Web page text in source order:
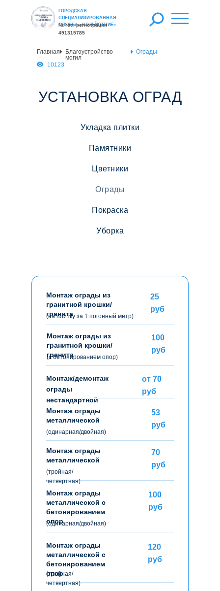
ГОРОДСКАЯ
СПЕЦИАЛИЗИРОВАННАЯ
СЛУЖБА «СОДЕЙСТВИЕ»
№ гос. регистрации
491315785
Главная Ограды
10123
Благоустройство
могил
УСТАНОВКА ОГРАД
Укладка плитки
Памятники
Цветники
Ограды
Покраска
Уборка
Монтаж ограды из
гранитной крошки/
гранита
100
руб
(с бетонированием опор)
Монтаж/демонтаж
ограды
нестандартной
от 70
руб
Монтаж ограды
металлической
70
руб
(тройная/
четвертная)
Монтаж ограды
металлической
53
руб
(одинарная/двойная)
Монтаж ограды из
гранитной крошки/
гранита
25
руб
(на плитку за 1 погонный метр)
Монтаж ограды
металлической с
бетонированием
опор
100
руб
(одинарная/двойная)
Монтаж ограды
металлической с
бетонированием
опор
120
руб
(тройная/
четвертная)